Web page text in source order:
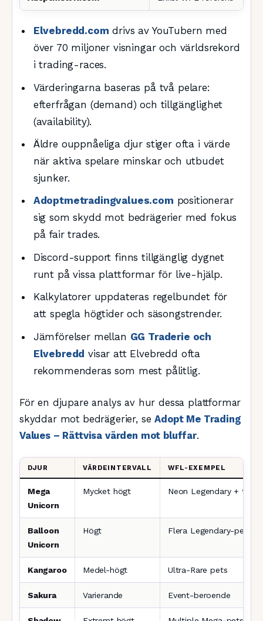
Elvebredd.com drivs av YouTubern med
över 70 miljoner visningar och världsrekord
i trading-races.
Värderingarna baseras på två pelare:
efterfrågan (demand) och tillgänglighet
(availability).
Äldre ouppnåeliga djur stiger ofta i värde
när aktiva spelare minskar och utbudet
sjunker.
Adoptmetradingvalues.com positionerar
sig som skydd mot bedrägerier med fokus
på fair trades.
Discord-support finns tillgänglig dygnet
runt på vissa plattformar för live-hjälp.
Kalkylatorer uppdateras regelbundet för
att spegla högtider och säsongstrender.
Jämförelser mellan GG Traderie och
Elvebredd visar att Elvebredd ofta
rekommenderas som mest pålitlig.
För en djupare analys av hur dessa plattformar
skyddar mot bedrägerier, seAdopt Me Trading
Values – Rättvisa värden mot bluffar.
DJUR VÄRDEINTERVALL WFL-EXEMPEL
Mega
Unicorn
Mycket högt Neon Legendary +
Balloon
Unicorn
Högt Flera Legendary-pets
Kangaroo Medel-högt Ultra-Rare pets
Sakura Varierande Event-beroende